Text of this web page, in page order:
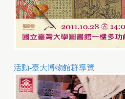
活動-臺大博物館群導覽